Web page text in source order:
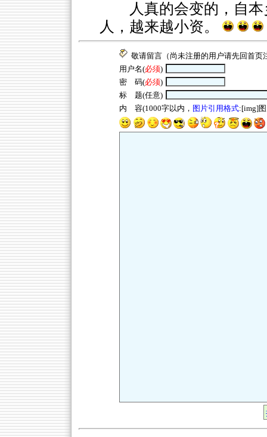
人真的会变的，自本
人，越来越小资。
敬请留言（尚未注册的用户请先回首页
用户名(必须)
密 码(必须)
标 题(任意)
内 容(1000字以内， 图片引用格式:[img]